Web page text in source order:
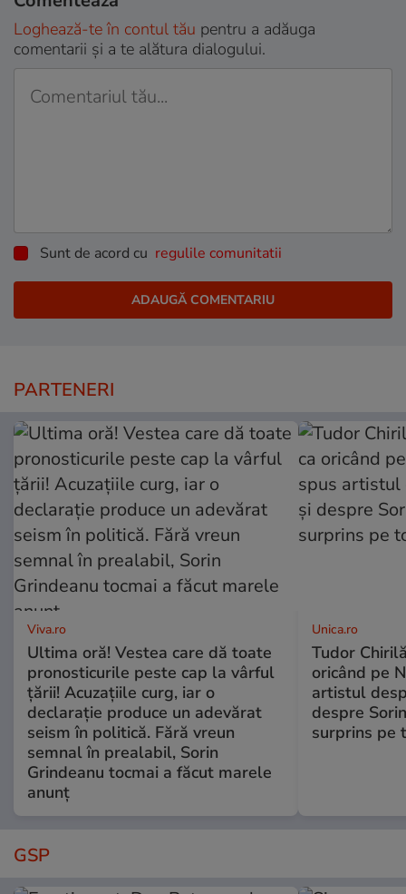
Loghează-te în contul tău pentru a adăuga
comentarii și a te alătura dialogului.
Sunt de acord cu regulile comunitatii
PARTENERI
Viva.ro
Ultima oră! Vestea care dă toate
pronosticurile peste cap la vârful
țării! Acuzațiile curg, iar o
declarație produce un adevărat
seism în politică. Fără vreun
semnal în prealabil, Sorin
Grindeanu tocmai a făcut marele
anunț
Unica.ro
Tudor
oricând pe
artistul
despre
surprins pe
GSP